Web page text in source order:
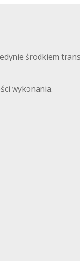
środkiem
wykonania.